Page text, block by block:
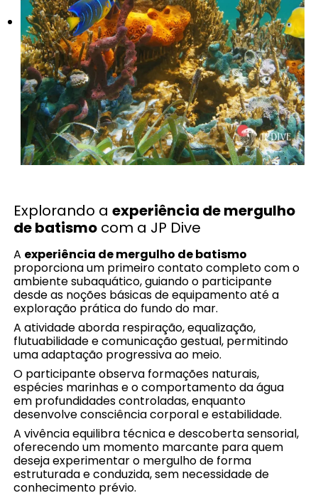
Explorando aexperiência de mergulho
de batismo com a JP Dive
A experiência de mergulho de batismo
proporciona um primeiro contato completo com o
ambiente subaquático, guiando o participante
desde as noções básicas de equipamento até a
exploração prática do fundo do mar.
A atividade aborda respiração, equalização,
flutuabilidade e comunicação gestual, permitindo
uma adaptação progressiva ao meio.
O participante observa formações naturais,
espécies marinhas e o comportamento da água
em profundidades controladas, enquanto
desenvolve consciência corporal e estabilidade.
A vivência equilibra técnica e descoberta sensorial,
oferecendo um momento marcante para quem
deseja experimentar o mergulho de forma
estruturada e conduzida, sem necessidade de
conhecimento prévio.